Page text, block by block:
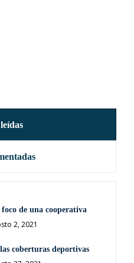
de una cooperativa
2, 2021
coberturas deportivas